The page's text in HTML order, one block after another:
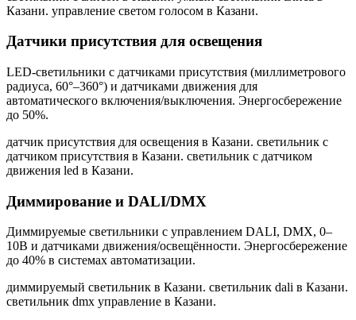
Казани. управление светом голосом в Казани.
Датчики присутствия для освещения
LED-светильники с датчиками присутствия (миллиметрового
радиуса, 60°–360°) и датчиками движения для
автоматического включения/выключения. Энергосбережение
до 50%.
датчик присутствия для освещения в Казани. светильник с
датчиком присутствия в Казани. светильник с датчиком
движения led в Казани.
Диммирование и DALI/DMX
Диммируемые светильники с управлением DALI, DMX, 0–
10В и датчиками движения/освещённости. Энергосбережение
до 40% в системах автоматизации.
диммируемый светильник в Казани. светильник dali в Казани.
светильник dmx управление в Казани.